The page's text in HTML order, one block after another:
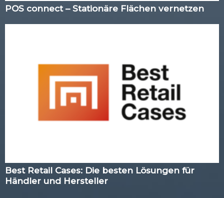
POS connect – Stationäre Flächen vernetzen
Best Retail Cases: Die besten Lösungen für
Händler und Hersteller